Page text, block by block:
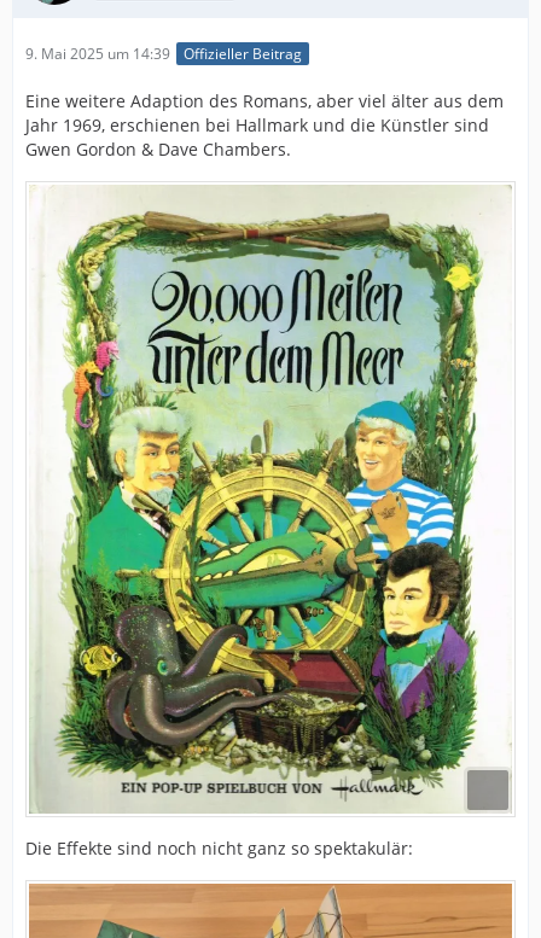
9. Mai 2025 um 14:39 Offizieller Beitrag
Eine weitere Adaption des Romans, aber viel älter aus dem
Jahr 1969, erschienen bei Hallmark und die Künstler sind
Gwen Gordon & Dave Chambers.
Die Effekte sind noch nicht ganz so spektakulär: